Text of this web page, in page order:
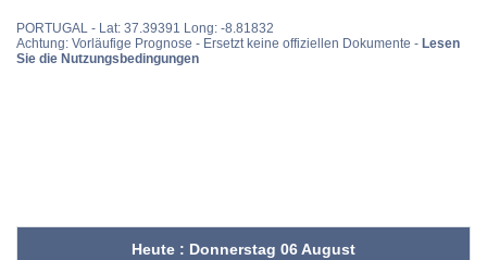
PORTUGAL - Lat: 37.39391 Long: -8.81832
Achtung: Vorläufige Prognose - Ersetzt keine offiziellen Dokumente - Lesen
Sie die Nutzungsbedingungen
Heute : Donnerstag 06 August